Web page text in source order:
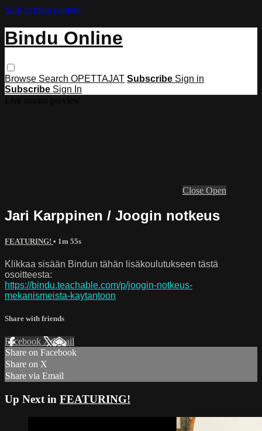
Skip to main content
Bindu Online
Browse Search OPETTAJAT Subscribe Sign in
Subscribe Sign In
Close Open
Jari Karppinen / Joogin notkeus
FEATURING! • 1m 55s
Klikkaa sisään Bindun tähän lisäkoulutukseen tästä
osoitteesta:
https://bindu.teachable.com/p/joogin-notkeus-
mekanismeista-kaytantoon
Share with friends
Facebook XEmail
Share on Facebook
Share on X
Share via Email
Up Next in FEATURING!